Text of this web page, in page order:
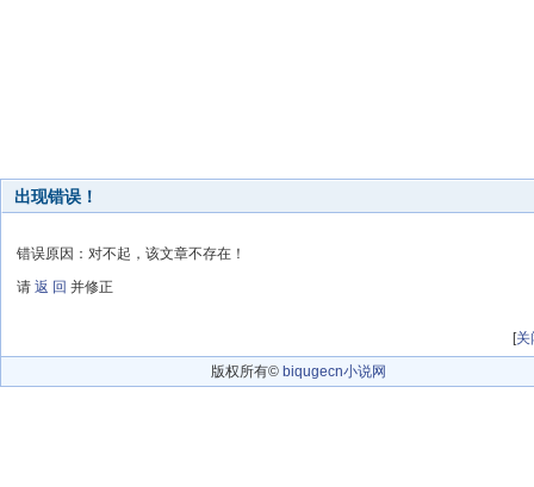
出现错误！
错误原因：对不起，该文章不存在！
请 返 回 并修正
[关
版权所有© biqugecn小说网